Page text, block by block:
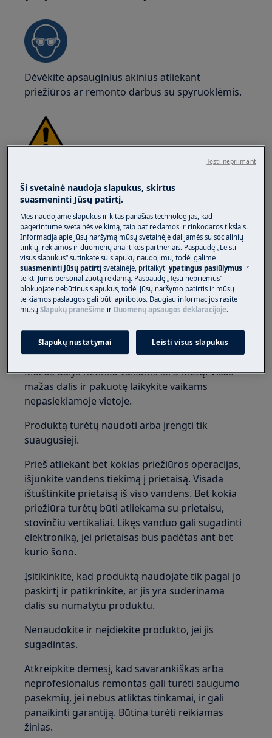
Dėvėkite apsauginius akinius atliekant
priežiūros ar remonto darbus su spyruoklėmis.
Dėvėkite saugos pirštines atliekant priežiūros ar
remonto darbus su diržais.
ĮSPĖJIMAS!UŽDUSIMO PAVOJUS
Mažos dalys netinka vaikams iki 3 metų. Visas
mažas dalis ir pakuotę laikykite vaikams
nepasiekiamoje vietoje.
Produktą turėtų naudoti arba įrengti tik
suaugusieji.
Prieš atliekant bet kokias priežiūros operacijas,
išjunkite vandens tiekimą į prietaisą. Visada
ištuštinkite prietaisą iš viso vandens. Bet kokia
priežiūra turėtų būti atliekama su prietaisu,
stovinčiu vertikaliai. Likęs vanduo gali sugadinti
elektroniką, jei prietaisas bus padėtas ant bet
kurio šono.
Įsitikinkite, kad produktą naudojate tik pagal jo
paskirtį ir patikrinkite, ar jis yra suderinama
dalis su numatytu produktu.
Nenaudokite ir neįdiekite produkto, jei jis
sugadintas.
Atkreipkite dėmesį, kad savarankiškas arba
neprofesionalus remontas gali turėti saugumo
pasekmių, jei nebus atliktas tinkamai, ir gali
panaikinti garantiją. Būtina turėti reikiamas
žinias.
Ši svetainė naudoja slapukus, skirtus
suasmeninti Jūsų patirtį.
Mes naudojame slapukus ir kitas panašias technologijas, kad
pagerintume svetainės veikimą, taip pat reklamos ir rinkodaros tikslais.
Informacija apie Jūsų naršymą mūsų svetainėje dalijamės su socialinių
tinklų, reklamos ir duomenų analitikos partneriais. Paspaudę „Leisti
visus slapukus“ sutinkate su slapukų naudojimu, todėl galime
suasmeninti Jūsų patirtįsvetainėje, pritaikytiypatingus pasiūlymus ir
teikti Jums personalizuotą reklamą. Paspaudę „Tęsti nepriėmus“
blokuojate nebūtinus slapukus, todėl Jūsų naršymo patirtis ir mūsų
teikiamos paslaugos gali būti apribotos. Daugiau informacijos rasite
mūsųSlapukų pranešime ir Duomenų apsaugos deklaracijoje.
Slapukų nustatymai Leisti visus slapukus
Tęsti nepriimant